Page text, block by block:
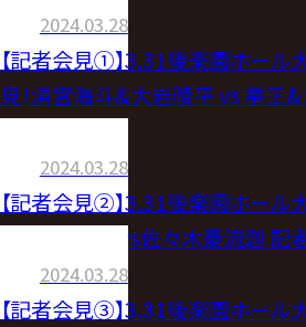
2024.03.28
【記者会見①】3.31後楽園ホール
見！清宮海斗&大岩陵平 vs 拳王
2024.03.28
【記者会見②】3.31後楽園ホール
見！丸藤正道 vs佐々木憂流迦 記
2024.03.28
【記者会見③】3.31後楽園ホール